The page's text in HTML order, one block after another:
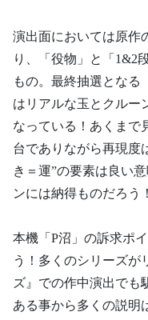
演出面においては原作
り、「役物」と「1&2
もの。最終抽選となる
はリアルな玉とクルー
なっている！あくまで
台でありながら再現度
き＝運”の要素は良い
ンには納得ものだろう！
本機「P沼」の訴求ポ
う！多くのシリーズが
ズ』での作中演出でも
ある事から多くの説明